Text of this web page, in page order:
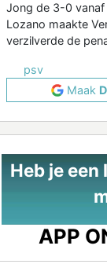
Jong de 3-0
Lozano maakte
verzilverde de
psv
Maak
Heb je
APP